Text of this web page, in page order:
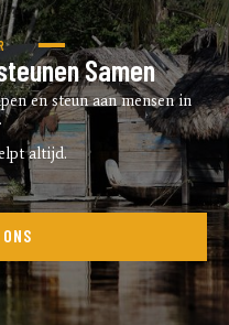
Samen
en steun aan mensen in
altijd.